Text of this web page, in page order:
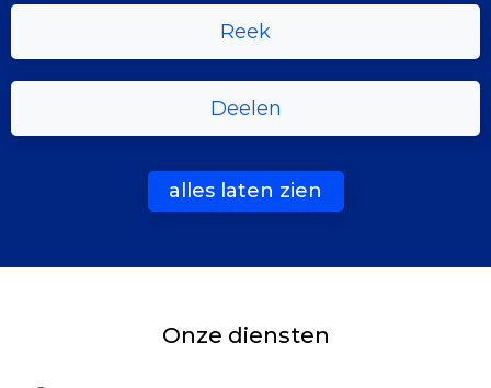
Reek
Deelen
alles laten zien
Onze diensten